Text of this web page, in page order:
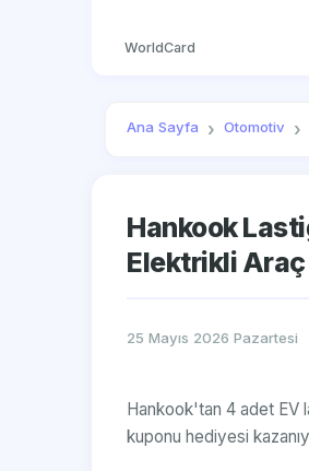
WorldCard
Ana Sayfa Otomotiv
Hankook
Elektrikli Araç
25 Mayıs 2026 Pazartesi
Hankook'tan 4 adet EV
kuponu hediyesi